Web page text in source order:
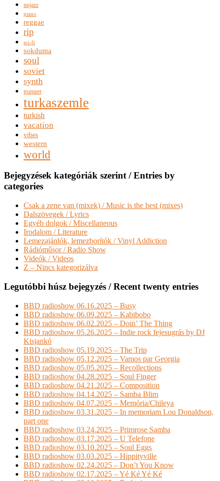
nujazz
piano
reggae
rip
sci-fi
sokduma
soul
soviet
synth
trumpet
turkaszemle
turkish
vacation
vibes
western
world
Bejegyzések kategóriák szerint / Entries by
categories
Csak a zene van (mixek) / Music is the best (mixes)
Dalszövegek / Lyrics
Egyéb dolgok / Miscellaneous
Irodalom / Literature
Lemezajánlók, lemezborítók / Vinyl Addiction
Rádióműsor / Radio Show
Videók / Videos
Z – Nincs kategorizálva
Legutóbbi húsz bejegyzés / Recent twenty entries
BBD radioshow 06.16.2025 – Busy
BBD radioshow 06.09.2025 – Kabibobo
BBD radioshow 06.02.2025 – Doin’ The Thing
BBD radioshow 05.26.2025 – Indie rock fejesugrás by DJ
Kisjankó
BBD radioshow 05.19.2025 – The Trip
BBD radioshow 05.12.2025 – Vamos par Georgia
BBD radioshow 05.05.2025 – Recollections
BBD radioshow 04.28.2025 – Soul Finger
BBD radioshow 04.21.2025 – Composition
BBD radioshow 04.14.2025 – Samba Blim
BBD radioshow 04.07.2025 – Memória/Chileya
BBD radioshow 03.31.2025 – In memoriam Lou Donaldson,
part one
BBD radioshow 03.24.2025 – Primrose Samba
BBD radioshow 03.17.2025 – U Telefone
BBD radioshow 03.10.2025 – Soul Eggs
BBD radioshow 03.03.2025 – Hippityville
BBD radioshow 02.24.2025 – Don’t You Know
BBD radioshow 02.17.2025 – Yé Ké Yé Ké